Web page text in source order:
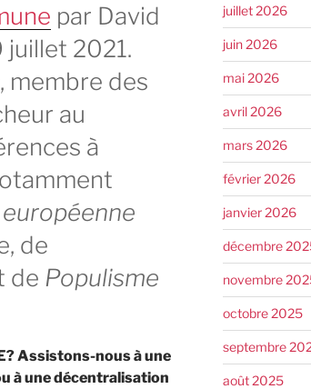
par David
juillet 2021.
membre des
au
à
européenne
de
de Populisme
Assistons-nous à une
à une décentralisation
juillet 2026
juin 2026
mai 2026
avril 2026
mars 2026
février 2026
janvier 2026
décembre
novembre
octobre 2025
septembre
août 2025